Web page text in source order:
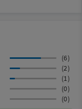
(6)
(2)
(1)
(0)
(0)